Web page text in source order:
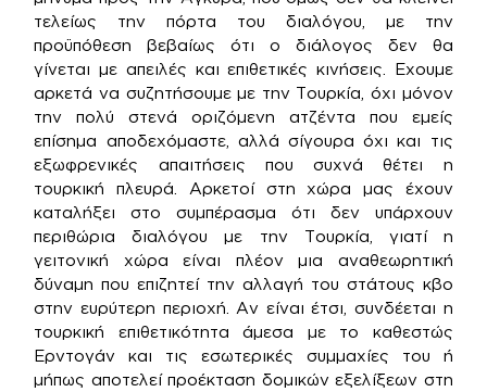
τελείως την πόρτα του διαλόγου, με την
προϋπόθεση βεβαίως ότι ο διάλογος δεν θα
γίνεται με απειλές και επιθετικές κινήσεις. Εχουμε
αρκετά να συζητήσουμε με την Τουρκία, όχι μόνον
την πολύ στενά οριζόμενη ατζέντα που εμείς
επίσημα αποδεχόμαστε, αλλά σίγουρα όχι και τις
εξωφρενικές απαιτήσεις που συχνά θέτει η
τουρκική πλευρά. Αρκετοί στη χώρα μας έχουν
καταλήξει στο συμπέρασμα ότι δεν υπάρχουν
περιθώρια διαλόγου με την Τουρκία, γιατί η
γειτονική χώρα είναι πλέον μια αναθεωρητική
δύναμη που επιζητεί την αλλαγή του στάτους κβο
στην ευρύτερη περιοχή. Αν είναι έτσι, συνδέεται η
τουρκική επιθετικότητα άμεσα με το καθεστώς
Ερντογάν και τις εσωτερικές συμμαχίες του ή
μήπως αποτελεί προέκταση δομικών εξελίξεων στη